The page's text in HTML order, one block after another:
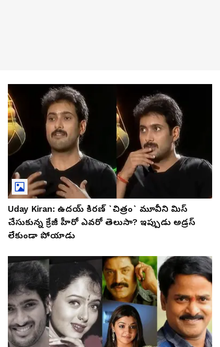
Uday Kiran: ఉదయ్‌ కిరణ్‌ `చిత్రం` మూవీని మిస్‌
చేసుకున్న క్రేజీ హీరో ఎవరో తెలుసా? ఇప్పుడు అడ్రస్‌
లేకుండా పోయాడు